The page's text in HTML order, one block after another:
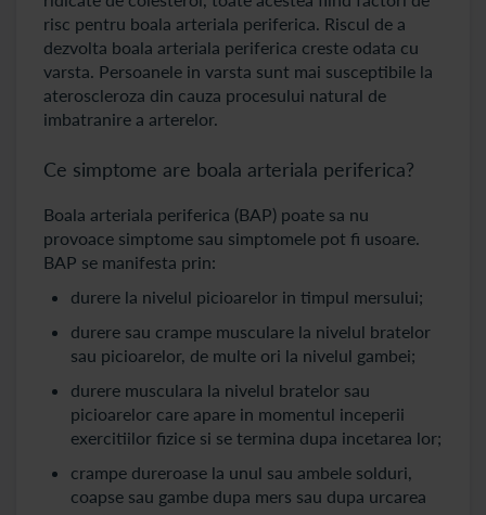
risc pentru boala arteriala periferica. Riscul de a
dezvolta boala arteriala periferica creste odata cu
varsta. Persoanele in varsta sunt mai susceptibile la
ateroscleroza din cauza procesului natural de
imbatranire a arterelor.
Ce simptome are boala arteriala periferica?
Boala arteriala periferica (BAP) poate sa nu
provoace simptome sau simptomele pot fi usoare.
BAP se manifesta prin:
durere la nivelul picioarelor in timpul mersului;
durere sau crampe musculare la nivelul bratelor
sau picioarelor, de multe ori la nivelul gambei;
durere musculara la nivelul bratelor sau
picioarelor care apare in momentul inceperii
exercitiilor fizice si se termina dupa incetarea lor;
crampe dureroase la unul sau ambele solduri,
coapse sau gambe dupa mers sau dupa urcarea